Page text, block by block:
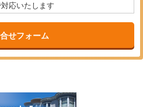
対応いたします
せフォーム